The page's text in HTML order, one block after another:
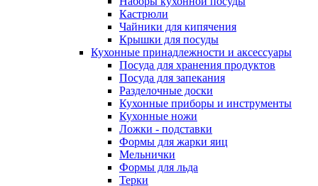
Кастрюли
Чайники для кипячения
Крышки для посуды
Кухонные принадлежности и аксессуары
Посуда для хранения продуктов
Посуда для запекания
Разделочные доски
Кухонные приборы и инструменты
Кухонные ножи
Ложки - подставки
Формы для жарки яиц
Мельнички
Формы для льда
Терки